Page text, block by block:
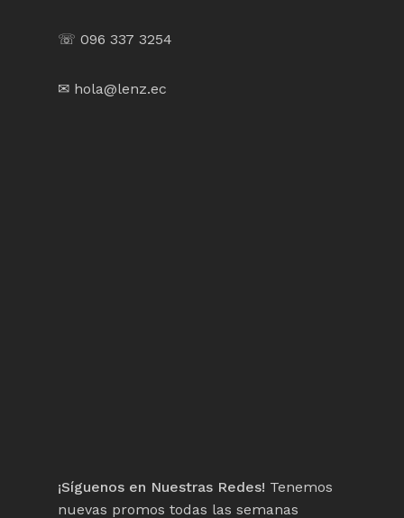
☏ 096 337 3254
✉ hola@lenz.ec
¡Síguenos en Nuestras Redes! Tenemos
nuevas promos todas las semanas